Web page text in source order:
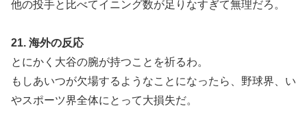
他の投手と比べてイニング数が足りなすぎて無理だろ。
21. 海外の反応
とにかく大谷の腕が持つことを祈るわ。
もしあいつが欠場するようなことになったら、野球界、い
やスポーツ界全体にとって大損失だ。